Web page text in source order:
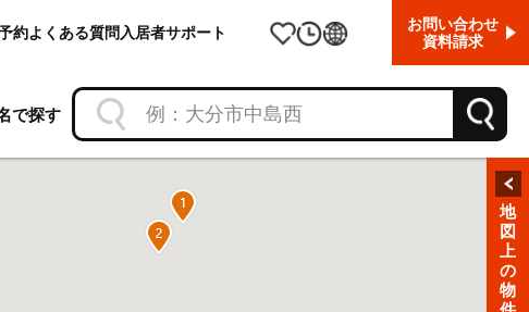
約よくある質問入居者サポート
お問い合わせ
資料請求
で探す
地
図
上
の
物